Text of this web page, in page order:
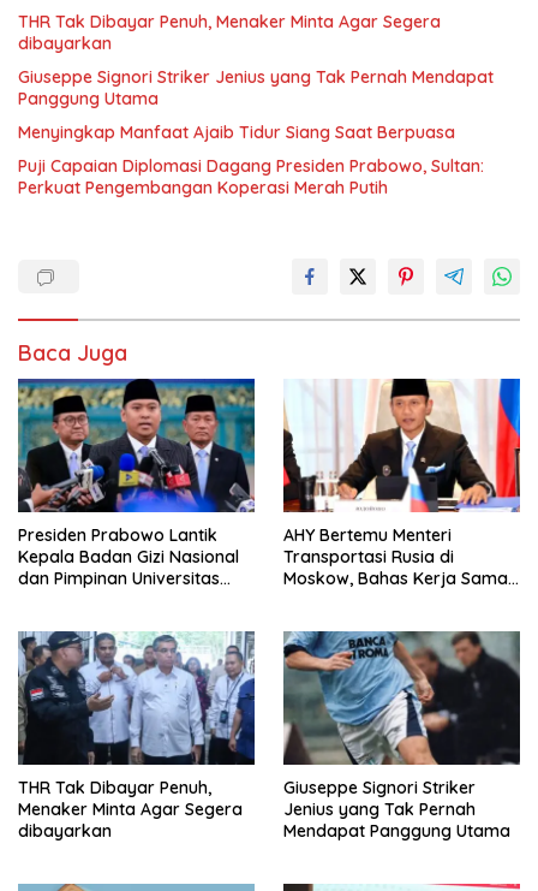
THR Tak Dibayar Penuh, Menaker Minta Agar Segera
dibayarkan
Giuseppe Signori Striker Jenius yang Tak Pernah Mendapat
Panggung Utama
Menyingkap Manfaat Ajaib Tidur Siang Saat Berpuasa
Puji Capaian Diplomasi Dagang Presiden Prabowo, Sultan:
Perkuat Pengembangan Koperasi Merah Putih
Baca Juga
Presiden Prabowo Lantik
Kepala Badan Gizi Nasional
dan Pimpinan Universitas
AHY Bertemu Menteri
Transportasi Rusia di
Moskow, Bahas Kerja Sama
THR Tak Dibayar Penuh,
Menaker Minta Agar Segera
dibayarkan
Giuseppe Signori Striker
Jenius yang Tak Pernah
Mendapat Panggung Utama